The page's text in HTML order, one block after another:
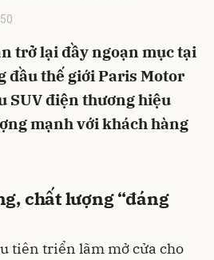
trở lại đầy ngoạn mục tại
đầu thế giới Paris Motor
SUV điện thương hiệu
mạnh với khách hàng
chất lượng “đáng
tiên triển lãm mở cửa cho
Hủy